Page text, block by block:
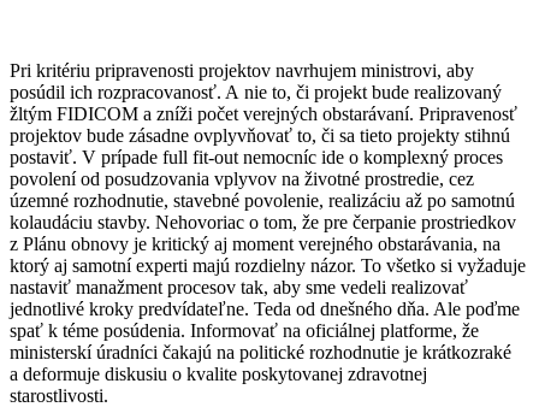
Pri kritériu pripravenosti projektov navrhujem ministrovi, aby
posúdil ich rozpracovanosť. A nie to, či projekt bude realizovaný
žltým FIDICOM a zníži počet verejných obstarávaní. Pripravenosť
projektov bude zásadne ovplyvňovať to, či sa tieto projekty stihnú
postaviť. V prípade full fit-out nemocníc ide o komplexný proces
povolení od posudzovania vplyvov na životné prostredie, cez
územné rozhodnutie, stavebné povolenie, realizáciu až po samotnú
kolaudáciu stavby. Nehovoriac o tom, že pre čerpanie prostriedkov
z Plánu obnovy je kritický aj moment verejného obstarávania, na
ktorý aj samotní experti majú rozdielny názor. To všetko si vyžaduje
nastaviť manažment procesov tak, aby sme vedeli realizovať
jednotlivé kroky predvídateľne. Teda od dnešného dňa. Ale poďme
spať k téme posúdenia. Informovať na oficiálnej platforme, že
ministerskí úradníci čakajú na politické rozhodnutie je krátkozraké
a deformuje diskusiu o kvalite poskytovanej zdravotnej
starostlivosti.